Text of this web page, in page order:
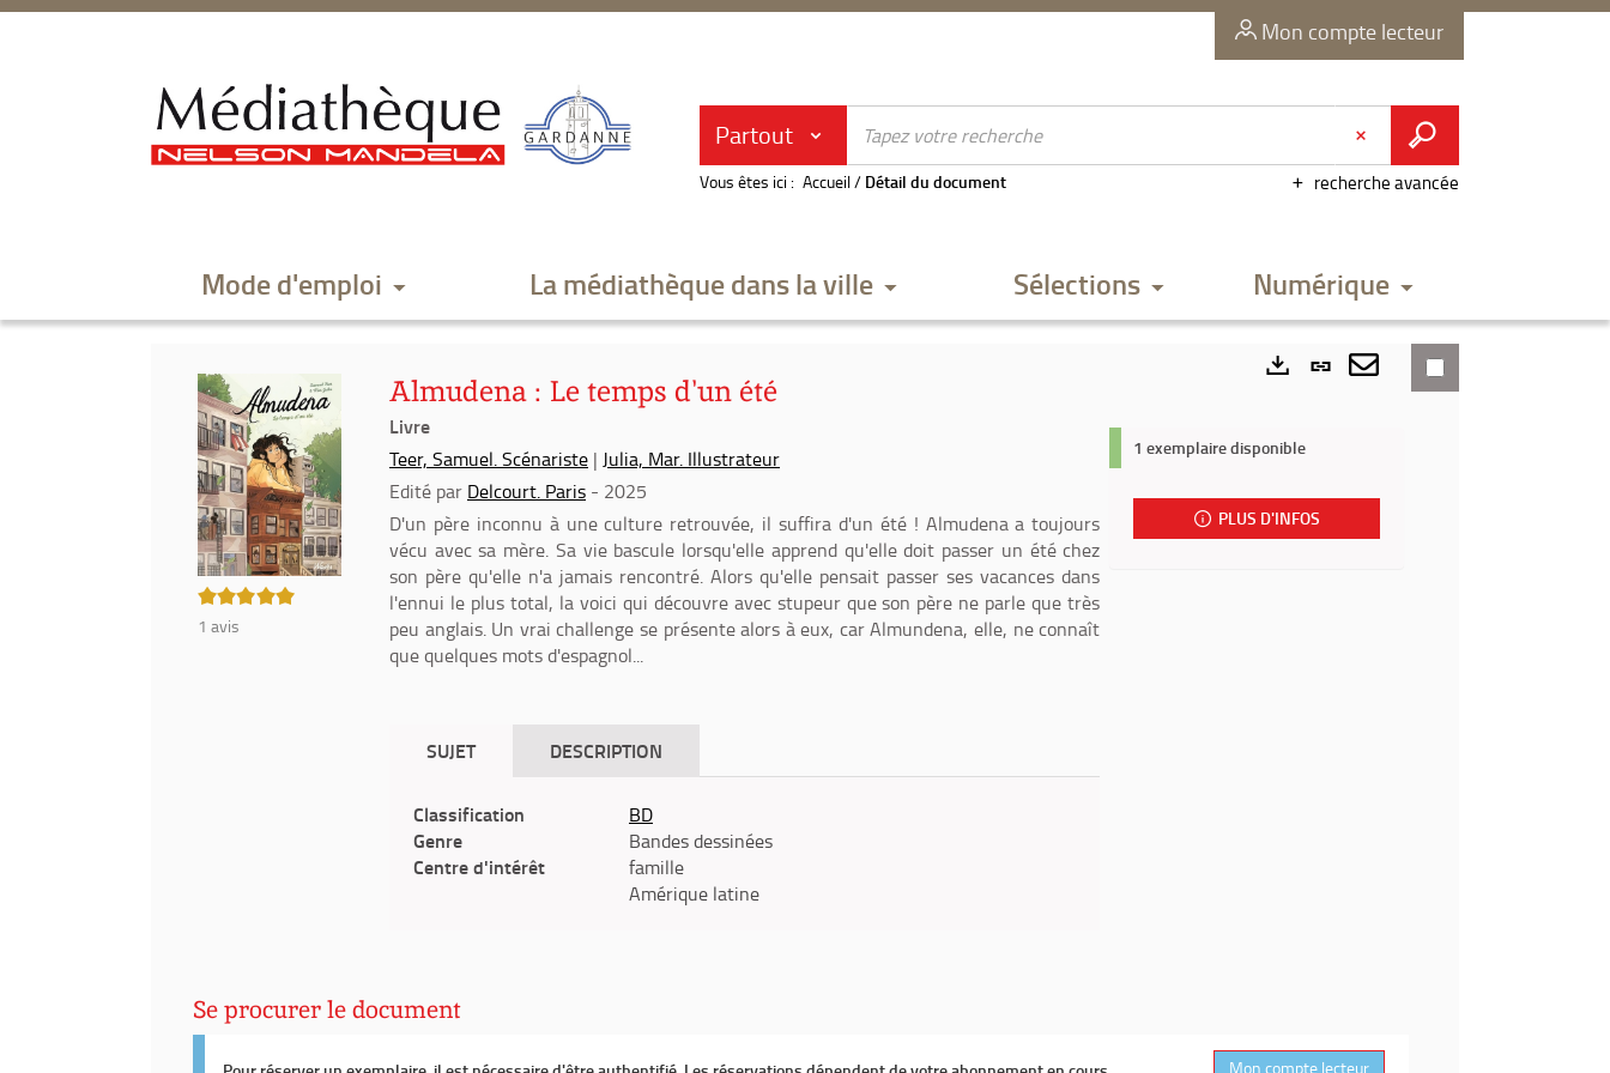
recherche
Mon compte lecteur
Partout
recherche avancée
Vous êtes ici : Accueil/ Détail du document
Mode d'emploi La médiathèque dans la ville Sélections Numérique
5/5
1 avis
Almudena : Le temps d'un été
Livre
Teer, Samuel. Scénariste | Julia, Mar. Illustrateur
Edité par Delcourt. Paris - 2025
D'un père inconnu à une culture retrouvée, il suffira d'un été ! Almudena a toujours
vécu avec sa mère. Sa vie bascule lorsqu'elle apprend qu'elle doit passer un été chez
son père qu'elle n'a jamais rencontré. Alors qu'elle pensait passer ses vacances dans
l'ennui le plus total, la voici qui découvre avec stupeur que son père ne parle que très
peu anglais. Un vrai challenge se présente alors à eux, car Almundena, elle, ne connaît
que quelques mots d'espagnol...
SUJET DESCRIPTION
Classification BD
Genre Bandes dessinées
Centre d'intérêt
famille
Amérique latine
Lien
permanent
fenêtre)
Envoyer
mail
1 exemplaire disponible
PLUS D'INFOS
Se procurer le document
Mon compte lecteur